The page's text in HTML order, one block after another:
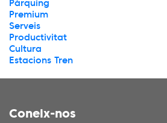
Pàrquing
Premium
Serveis
Productivitat
Cultura
Estacions Tren
Coneix-nos